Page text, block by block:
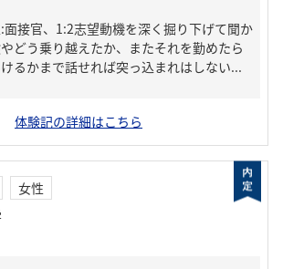
接官、1:2志望動機を深く掘り下げて聞か
どう乗り越えたか、またそれを勤めたら
るかまで話せれば突っ込まれはしない...
体験記の詳細はこちら
女性